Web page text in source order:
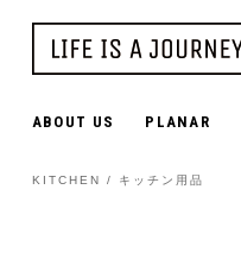
ABOUT US PLANAR
KITCHEN / キッチン用品